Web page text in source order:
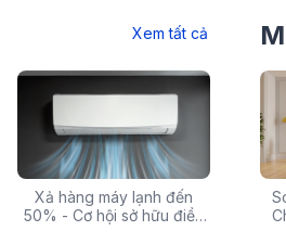
mới nhất của Daikin ra mắt tháng
giá Máy lạnh âm trần
bề dày lịch sử gần 100 năm. Máy
trong giải pháp công nghệ nhằm
thiện với môi trường...
Xem tất cả
Xả hàng máy lạnh đến
50% - Cơ hội sở hữu điều
Săn
Điện
Top 10 máy lọc nước nóng
lạnh tốt nhất đáng mua